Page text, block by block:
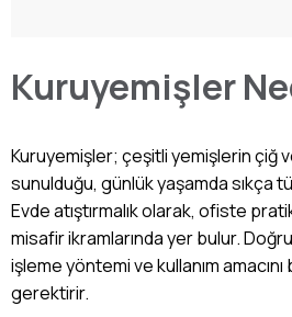
Kuruyemişler
Kuruyemişler; çeşitli yemişlerin çiğ
sunulduğu, günlük yaşamda sıkça
Evde atıştırmalık olarak, ofiste
misafir ikramlarında yer bulur.
işleme yöntemi ve kullanım
gerektirir.